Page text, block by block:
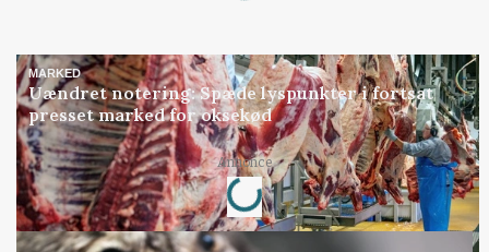
MARKED
Uændret notering: Spæde lyspunkter i fortsat
presset marked for oksekød
Annonce
Loading...